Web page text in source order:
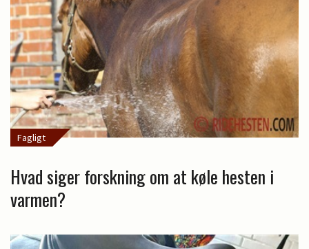
Fagligt
Hvad siger forskning om at køle hesten i
varmen?